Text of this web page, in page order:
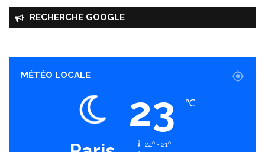
RECHERCHE GOOGLE
MÉTÉO LOCALE
23 ℃
24º - 21º